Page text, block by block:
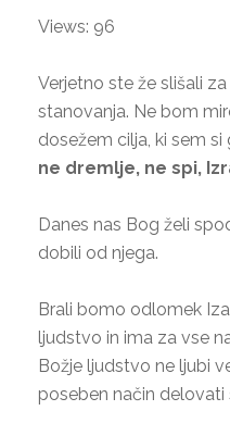
Views: 96
Verjetno ste že slišali
stanovanja. Ne bom
dosežem cilja, ki sem si
ne dremlje, ne spi,
Danes nas Bog želi
dobili od njega.
Brali bomo odlomek
ljudstvo in ima za vse
Božje ljudstvo ne ljubi
poseben način